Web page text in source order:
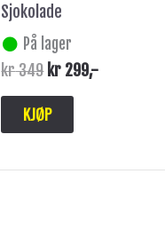
Sjokolade
På lager
kr349 kr 299,-
KJØP